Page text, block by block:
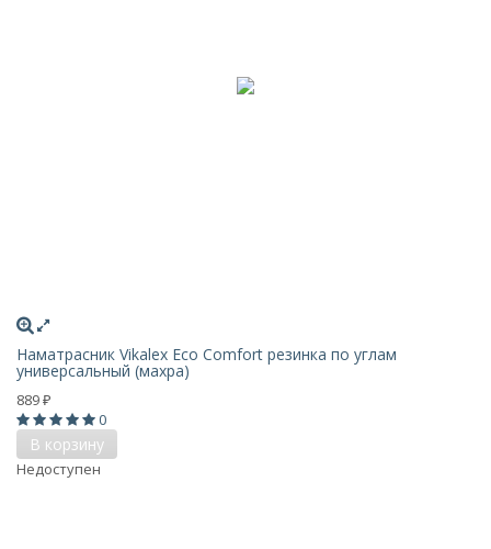
Наматрасник Vikalex Eco Comfort резинка по углам
универсальный (махра)
889 ₽
0
В корзину
Недоступен